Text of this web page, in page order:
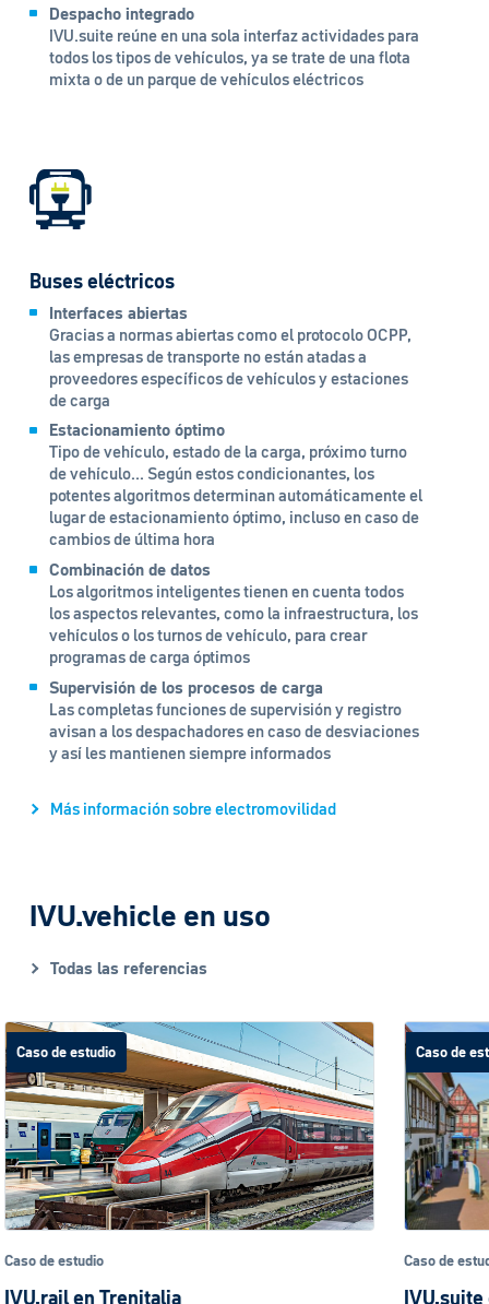
Despacho integrado
IVU.suite reúne en una sola interfaz actividades para
todos los tipos de vehículos, ya se trate de una flota
mixta o de un parque de vehículos eléctricos
Buses eléctricos
Interfaces abiertas
Gracias a normas abiertas como el protocolo OCPP,
las empresas de transporte no están atadas a
proveedores específicos de vehículos y estaciones
de carga
Estacionamiento óptimo
Tipo de vehículo, estado de la carga, próximo turno
de vehículo... Según estos condicionantes, los
potentes algoritmos determinan automáticamente el
lugar de estacionamiento óptimo, incluso en caso de
cambios de última hora
Combinación de datos
Los algoritmos inteligentes tienen en cuenta todos
los aspectos relevantes, como la infraestructura, los
vehículos o los turnos de vehículo, para crear
programas de carga óptimos
Supervisión de los procesos de carga
Las completas funciones de supervisión y registro
avisan a los despachadores en caso de desviaciones
y así les mantienen siempre informados
Más información sobre electromovilidad
IVU.vehicle en uso
Todas las referencias
Caso de estudio
Caso de estudio
IVU.suite en el Grupo Transdev
Caso
Caso de